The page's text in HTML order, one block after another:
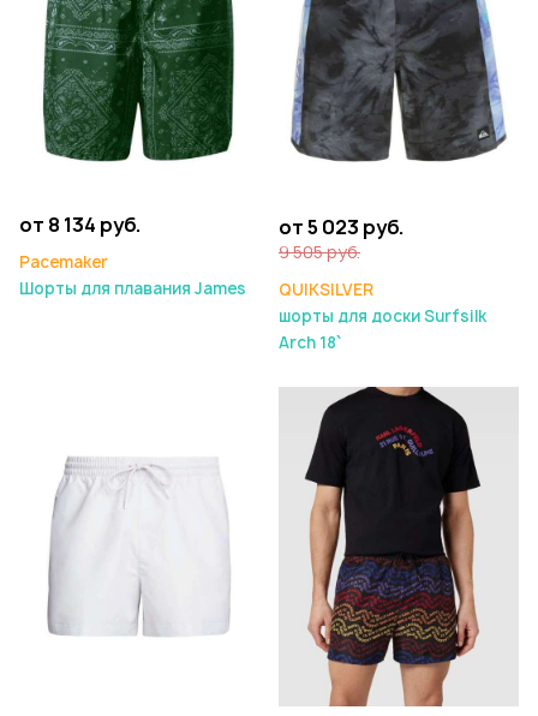
от 8 134 руб.
Pacemaker
Шорты для плавания James
от 5 023 руб.
9 505 руб.
QUIKSILVER
шорты для доски Surfsilk
Arch 18`